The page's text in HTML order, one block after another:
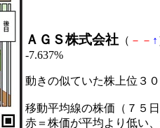
ＡＧＳ株式会社 （ － － ↑
-7.637%
動きの似ていた株上位３
移動平均線の株価（７５
赤＝株価が平均より低い